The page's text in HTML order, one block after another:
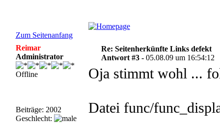
Zum Seitenanfang
Reimar
Administrator
Offline
Beiträge: 2002
Geschlecht:
Re: Seitenherkünfte Links defekt
Antwort #3 -05.08.09 um 16:54:12
Oja stimmt wohl ...
Datei func/